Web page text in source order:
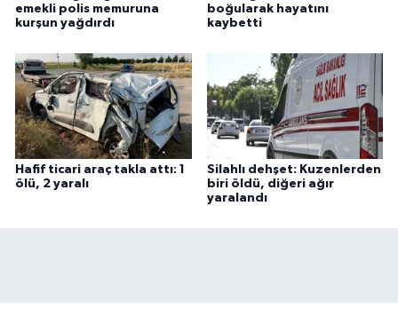
emekli polis memuruna
kurşun yağdırdı
boğularak hayatını
kaybetti
Hafif ticari araç takla attı: 1
ölü, 2 yaralı
Silahlı dehşet: Kuzenlerden
biri öldü, diğeri ağır
yaralandı